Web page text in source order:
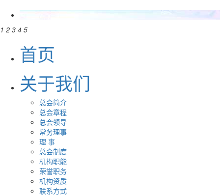
1 2 3 4 5
首页
关于我们
总会简介
总会章程
总会领导
常务理事
理 事
总会制度
机构职能
荣誉职务
机构资质
联系方式